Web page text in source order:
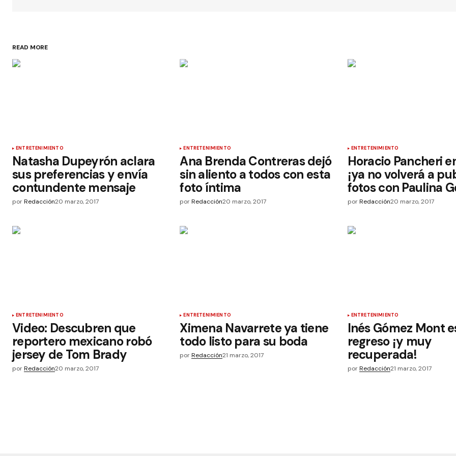
READ MORE
ENTRETENIMIENTO
Natasha Dupeyrón aclara
sus preferencias y envía
contundente mensaje
porRedacción20 marzo, 2017
ENTRETENIMIENTO
Ana Brenda Contreras dejó
sin aliento a todos con esta
foto íntima
por Redacción20 marzo, 2017
ENTRETENIMIENTO
Horacio Pancheri
¡ya no volverá a
fotos con Paulina
por Redacción20 marzo, 2017
ENTRETENIMIENTO
Video: Descubren que
reportero mexicano robó
jersey de Tom Brady
porRedacción20 marzo, 2017
ENTRETENIMIENTO
Ximena Navarrete ya tiene
todo listo para su boda
por Redacción21 marzo, 2017
ENTRETENIMIENTO
Inés Gómez Mont
regreso ¡y muy
recuperada!
por Redacción21 marzo, 2017